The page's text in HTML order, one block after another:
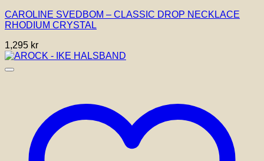
CAROLINE SVEDBOM – CLASSIC DROP NECKLACE
RHODIUM CRYSTAL
1,295 kr